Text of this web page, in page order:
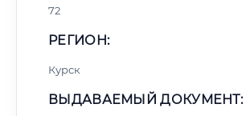
72
РЕГИОН:
Курск
ВЫДАВАЕМЫЙ ДОКУМЕНТ: